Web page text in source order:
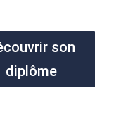
son
diplôme